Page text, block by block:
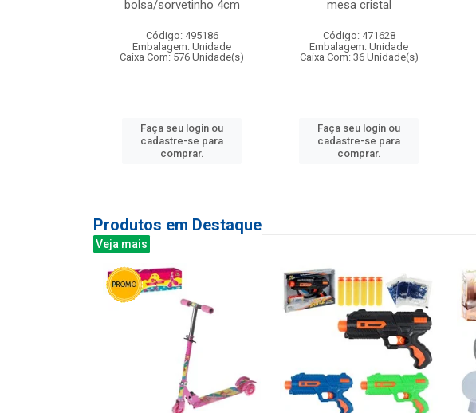
bolsa/sorvetinho 4cm
Código: 495186
Embalagem: Unidade
Caixa Com: 576 Unidade(s)
Faça seu login ou
cadastre-se para
comprar.
mesa cristal
Código: 471628
Embalagem: Unidade
Caixa Com: 36 Unidade(s)
Faça seu login ou
cadastre-se para
comprar.
Produtos em Destaque
Veja mais